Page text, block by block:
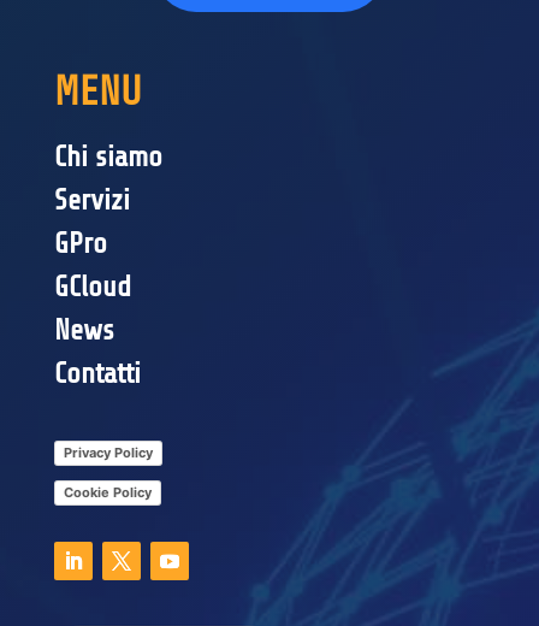
MENU
Chi siamo
Servizi
GPro
GCloud
News
Contatti
Privacy Policy
Cookie Policy